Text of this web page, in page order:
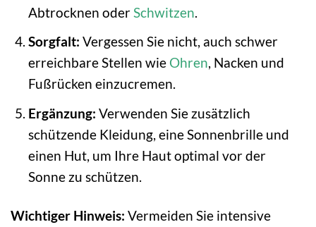
Abtrocknen oder Schwitzen
Sorgfalt: Vergessen Sie nicht, auch schwer
erreichbare Stellen wie Ohren, Nacken und
Fußrücken einzucremen.
Ergänzung: Verwenden Sie zusätzlich
schützende Kleidung, eine Sonnenbrille und
einen Hut, um Ihre Haut optimal vor der
Sonne zu schützen.
Wichtiger Hinweis: Vermeiden Sie intensive